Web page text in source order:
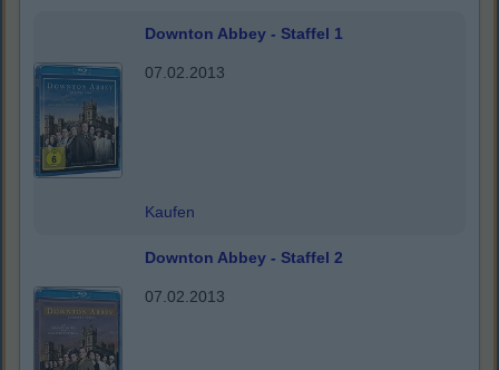
Downton Abbey - Staffel 1
07.02.2013
Kaufen
Downton Abbey - Staffel 2
07.02.2013